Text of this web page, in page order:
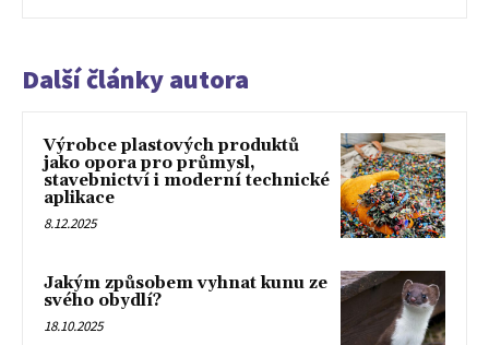
Další články autora
Výrobce plastových produktů
jako opora pro průmysl,
stavebnictví i moderní technické
aplikace
8.12.2025
Jakým způsobem vyhnat kunu ze
svého obydlí?
18.10.2025